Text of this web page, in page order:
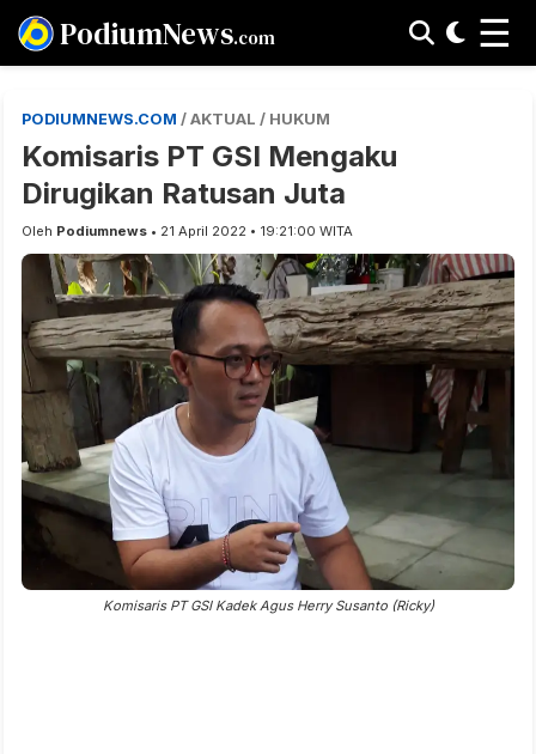
PodiumNews.com ☰
PODIUMNEWS.COM / AKTUAL / HUKUM
Komisaris PT GSI Mengaku
Dirugikan Ratusan Juta
Oleh Podiumnews • 21 April 2022 • 19:21:00 WITA
Komisaris PT GSI Kadek Agus Herry Susanto (Ricky)